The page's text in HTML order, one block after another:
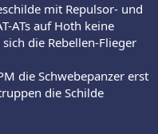
mit Repulsor- und
ATs auf Hoth keine
die Rebellen-Flieger
die Schwebepanzer erst
die Schilde